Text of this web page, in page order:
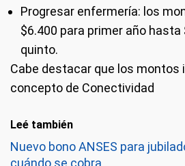
Progresar enfermería: los
$6.400 para primer año hasta
quinto.
Cabe destacar que los montos
concepto de Conectividad
Leé también
Nuevo bono ANSES para
cuándo se cobra